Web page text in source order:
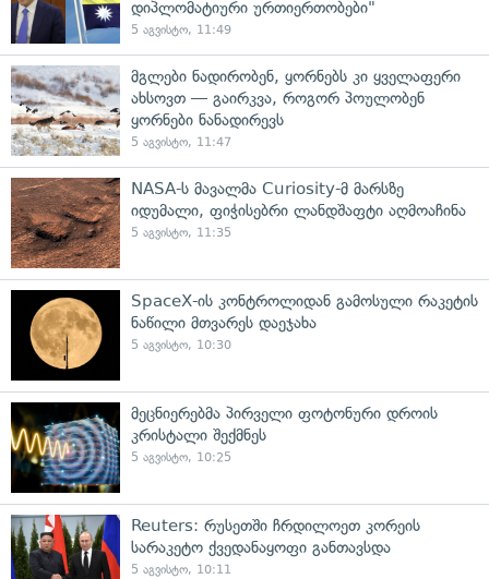
დიპლომატიური ურთიერთობები"
5 აგვისტო, 11:49
მგლები ნადირობენ, ყორნებს კი ყველაფერი
ახსოვთ — გაირკვა, როგორ პოულობენ
ყორნები ნანადირევს
5 აგვისტო, 11:47
NASA-ს მავალმა Curiosity-მ მარსზე
იდუმალი, ფიჭისებრი ლანდშაფტი აღმოაჩინა
5 აგვისტო, 11:35
SpaceX-ის კონტროლიდან გამოსული რაკეტის
ნაწილი მთვარეს დაეჯახა
5 აგვისტო, 10:30
მეცნიერებმა პირველი ფოტონური დროის
კრისტალი შექმნეს
5 აგვისტო, 10:25
Reuters: რუსეთში ჩრდილოეთ კორეის
სარაკეტო ქვედანაყოფი განთავსდა
5 აგვისტო, 10:11